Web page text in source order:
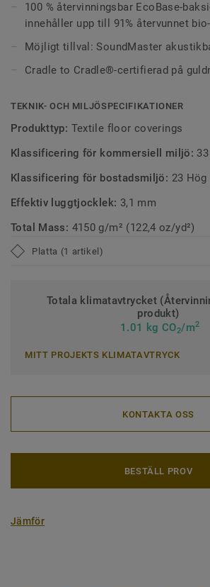
100 % återvinningsbar EcoBase-
innehåller upp till 91% återvunnet
Möjligt tillval: SoundMaster
Cradle to Cradle®-certifierad på
TEKNIK- OCH MILJÖSPECIFIKATIONER
Produkttyp: Textile floor coverings
Klassificering för kommersiell miljö:
Klassificering för bostadsmiljö: 23 Hög
Effektiv luggtjocklek: 3,1 mm
Total Mass: 4150 g/m² (122,4 oz/yd²)
Platta (1 artikel)
Totala klimatavtrycket
produkt)
1.01 kg CO2/m2
MITT PROJEKTS KLIMATAVTRYCK
KONTAKTA OSS
BESTÄLL PROV
Jämför